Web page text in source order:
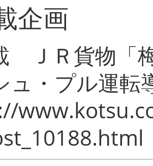
企画
ＪＲ貨物「
ュ・プル運転